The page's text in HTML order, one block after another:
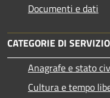
Documenti e dati
CATEGORIE DI SERVIZIO
Anagrafe e stato
Cultura e tempo